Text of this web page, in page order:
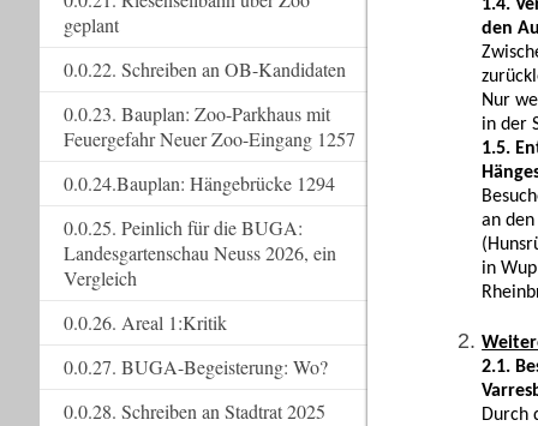
1.4.
den
Nur
in der
1.5.
an
in
2.1.
Durch
geplant
0.0.22. Schreiben an OB-Kandidaten
0.0.23. Bauplan: Zoo-Parkhaus mit
Feuergefahr Neuer Zoo-Eingang 1257
0.0.24.Bauplan: Hängebrücke 1294
0.0.25. Peinlich für die BUGA:
Landesgartenschau Neuss 2026, ein
Vergleich
0.0.26. Areal 1:Kritik
0.0.27. BUGA-Begeisterung: Wo?
0.0.28. Schreiben an Stadtrat 2025